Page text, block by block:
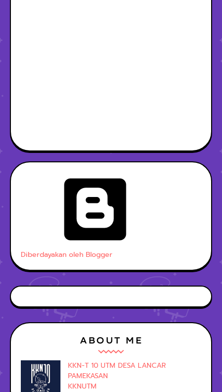
Diberdayakan oleh Blogger
ABOUT ME
KKN-T 10 UTM DESA LANCAR
PAMEKASAN
KKNUTM